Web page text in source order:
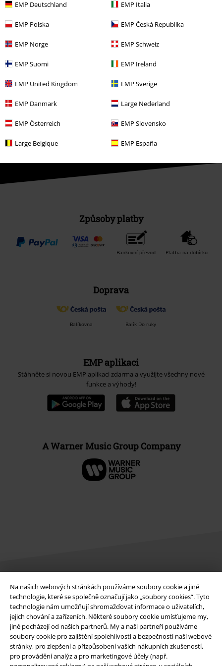
EMP Deutschland EMP Italia
EMP Polska EMP Česká Republika
EMP Norge EMP Schweiz
EMP Suomi EMP Ireland
EMP United Kingdom EMP Sverige
EMP Danmark Large Nederland
EMP Österreich EMP Slovensko
Large Belgique EMP España
Na našich webových stránkách používáme soubory cookie a jiné
technologie, které se společně označují jako „soubory cookies“. Tyto
technologie nám umožňují shromažďovat informace o uživatelích,
jejich chování a zařízeních. Některé soubory cookie umísťujeme my,
jiné pocházejí od našich partnerů. My a naši partneři používáme
soubory cookie pro zajištění spolehlivosti a bezpečnosti naší webové
stránky, pro zlepšení a přizpůsobení vašich nákupních zkušeností,
pro provádění analýz a pro marketingové účely (např.
Způsoby platby
Bankovní převod Platba na dobírku
Doprava
Balíkovna Balík Do ruky
EMP aplikaci
Stáhněte si novou EMP aplikaci zdarma a využijte všechny nové
funkce a výhody!
A Warner Music Group Company
Právní informace
Podmínky
Prohlášení
Ochrana osobních údajů